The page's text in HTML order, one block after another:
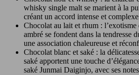
whisky single malt se marient à la
créant un accord intense et
Chocolat au lait et rhum :
ambré se fondent dans la tendresse
une association chaleureuse et
Chocolat blanc et saké : la
saké apportent une touche
saké Junmai Daiginjo, avec ses